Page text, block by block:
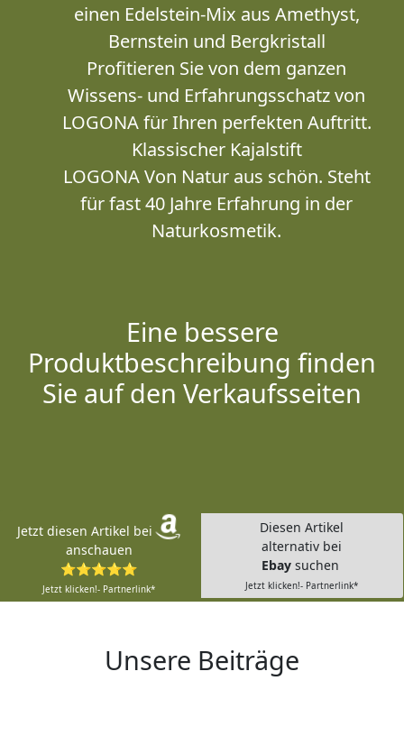
einen Edelstein-Mix aus Amethyst,
Bernstein und Bergkristall
Profitieren Sie von dem ganzen
Wissens- und Erfahrungsschatz von
LOGONA für Ihren perfekten Auftritt.
Klassischer Kajalstift
LOGONA Von Natur aus schön. Steht
für fast 40 Jahre Erfahrung in der
Naturkosmetik.
Eine bessere
Produktbeschreibung finden
Sie auf den Verkaufsseiten
Jetzt diesen Artikel bei
anschauen
⭐⭐⭐⭐⭐
Jetzt klicken!- Partnerlink*
Diesen Artikel
alternativ bei
Ebay suchen
Jetzt klicken!- Partnerlink*
Unsere Beiträge